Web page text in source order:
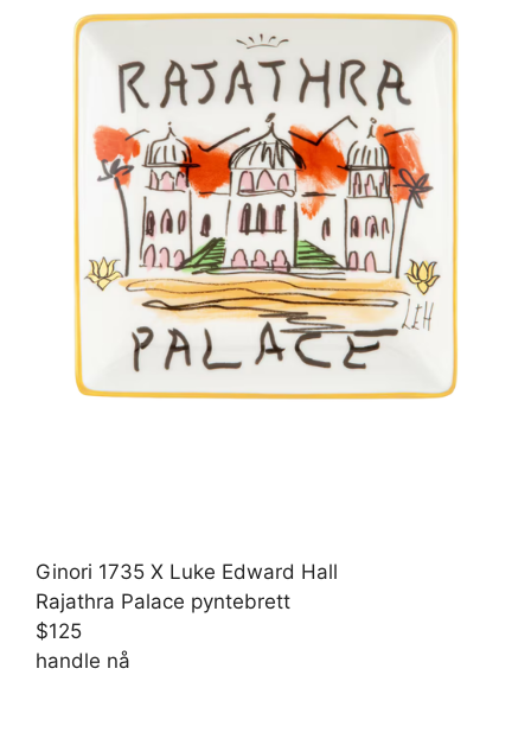
Ginori 1735 X Luke Edward Hall
Rajathra Palace pyntebrett
$125
handle nå